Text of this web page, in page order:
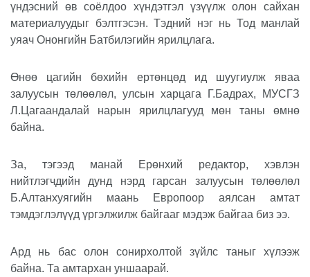
үндэсний өв соёлдоо хүндэтгэл үзүүлж олон сайхан
материалуудыг бэлтгэсэн. Тэдний нэг нь Тод манлай
уяач Ононгийн Батбилэгийн ярилцлага.
Өнөө цагийн бөхийн ертөнцөд ид шуугиулж яваа
залуусын төлөөлөл, улсын харцага Г.Бадрах, МУСГЗ
Л.Цагаандалай нарын ярилцлагууд мөн таны өмнө
байна.
За, тэгээд манай Ерөнхий редактор, хэвлэн
нийтлэгчдийн дунд нэрд гарсан залуусын төлөөлөл
Б.Алтанхуягийн маань Европоор аялсан амтат
тэмдэглэлүүд үргэлжилж байгааг мэдэж байгаа биз ээ.
Ард нь бас олон сонирхолтой зүйлс таныг хүлээж
байна. Та амтархан уншаарай.